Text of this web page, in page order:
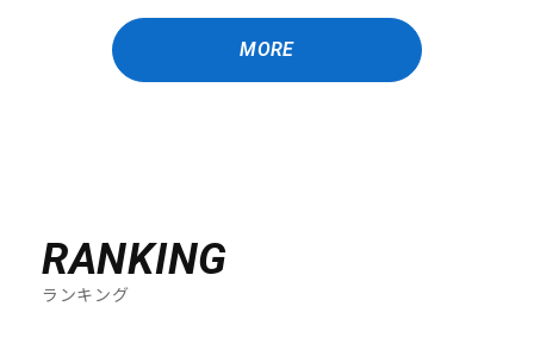
MORE
RANKING
ランキング